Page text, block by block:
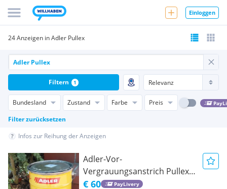
Einloggen
24 Anzeigen in Adler Pullex
Bundesland Zustand Farbe Preis
Filter zurücksetzen
Filtern 1
Infos zur Reihung der Anzeigen
Adler-Vor-
Vergrauungsanstrich Pullex
Silverwood
€ 60 PayLivery